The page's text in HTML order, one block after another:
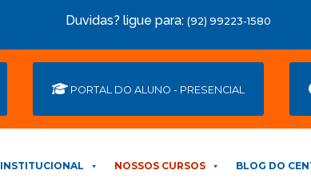
Duvidas? ligue para: (92) 99223-1580
PORTAL DO ALUNO - PRESENCIAL
INSTITUCIONAL NOSSOS CURSOS BLOG DO